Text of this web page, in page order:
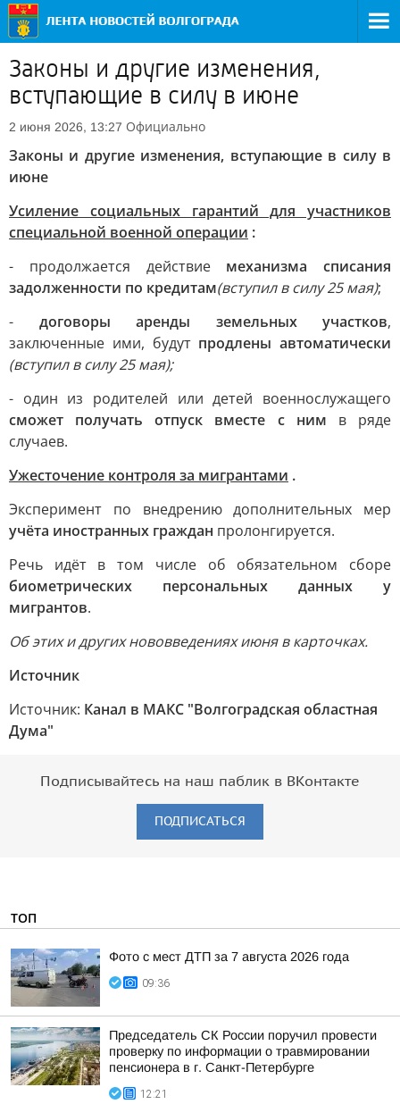
Законы и другие изменения,
вступающие в силу в июне
2 июня 2026, 13:27 Официально
Законы и другие изменения, вступающие в силу в
июне
Усиление социальных гарантий для участников
специальной военной операции :
- продолжается действие механизма списания
задолженности по кредитам(вступил в силу 25 мая);
- договоры аренды земельных участков,
заключенные ими, будут продлены автоматически
(вступил в силу 25 мая);
- один из родителей или детей военнослужащего
сможет получать отпуск вместе с ним в ряде
случаев.
Ужесточение контроля за мигрантами .
Эксперимент по внедрению дополнительных мер
учёта иностранных граждан пролонгируется.
Речь идёт в том числе об обязательном сборе
биометрических персональных данных у
мигрантов.
Об этих и других нововведениях июня в карточках.
Источник
Источник: Канал в МАКС "Волгоградская областная
Дума"
Подписывайтесь на наш паблик в ВКонтакте
ПОДПИСАТЬСЯ
ТОП
Фото с мест ДТП за 7 августа 2026 года
09:36
Председатель СК России поручил провести
проверку по информации о травмировании
пенсионера в г. Санкт-Петербурге
12:21